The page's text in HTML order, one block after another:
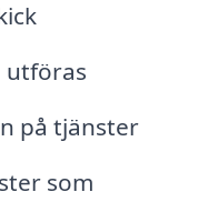
utföras
på tjänster
som